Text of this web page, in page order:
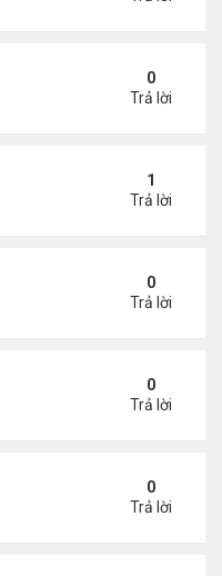
tin Nicole Kidman có
0
Trả lời
tổ ấm
1
Trả lời
mẹ
0
Trả lời
Vân dễ thương trong tiệc
0
Trả lời
ngạc nhiên vì tôi luôn trả
0
Trả lời